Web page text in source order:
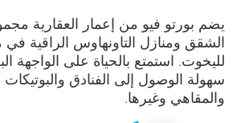
يضم بورتو فيو من إعمار العقارية
الشقق ومنازل التاونهاوس الراقية في
لليخوت. استمتع بالحياة على الواجهة
سهولة الوصول إلى الفنادق
والمقاهي وغيرها.